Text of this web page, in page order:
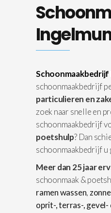
schoonmaakbedrijf
particulieren en
zoek naar snelle en
schoonmaakbedrijf
poetshulp? Dan
schoonmaakbedrijf u
Meer dan 25 jaar
schoonmaak &
ramen wassen,
oprit-, terras-, gevel-